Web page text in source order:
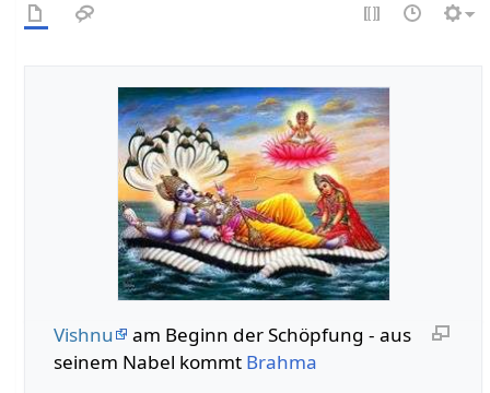
Vishnu
am Beginn der Schöpfung - aus
seinem Nabel kommt Brahma